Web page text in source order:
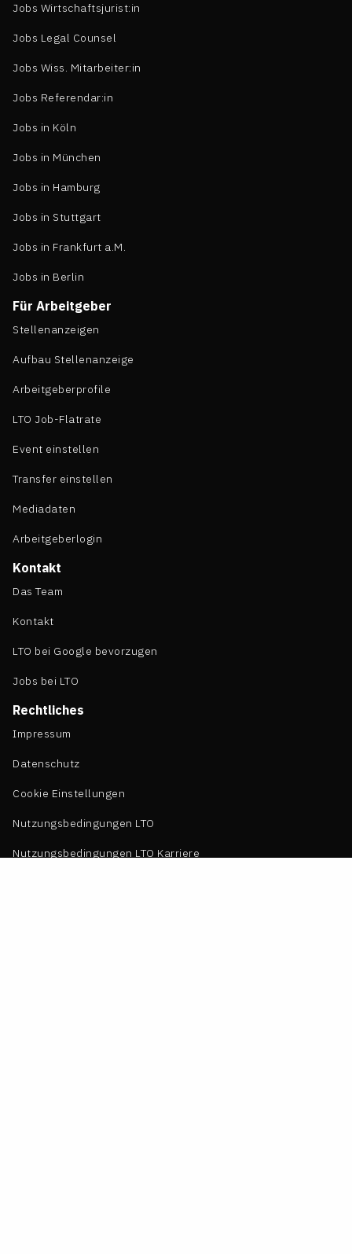
Jobs Wirtschaftsjurist:in
Jobs Legal Counsel
Jobs Wiss. Mitarbeiter:in
Jobs Referendar:in
Jobs in Köln
Jobs in München
Jobs in Hamburg
Jobs in Stuttgart
Jobs in Frankfurt a.M.
Jobs in Berlin
Für Arbeitgeber
Stellenanzeigen
Aufbau Stellenanzeige
Arbeitgeberprofile
LTO Job-Flatrate
Event einstellen
Transfer einstellen
Mediadaten
Arbeitgeberlogin
Kontakt
Das Team
Kontakt
LTO bei Google bevorzugen
Jobs bei LTO
Rechtliches
Impressum
Datenschutz
Cookie Einstellungen
Nutzungsbedingungen LTO
Nutzungsbedingungen LTO Karriere